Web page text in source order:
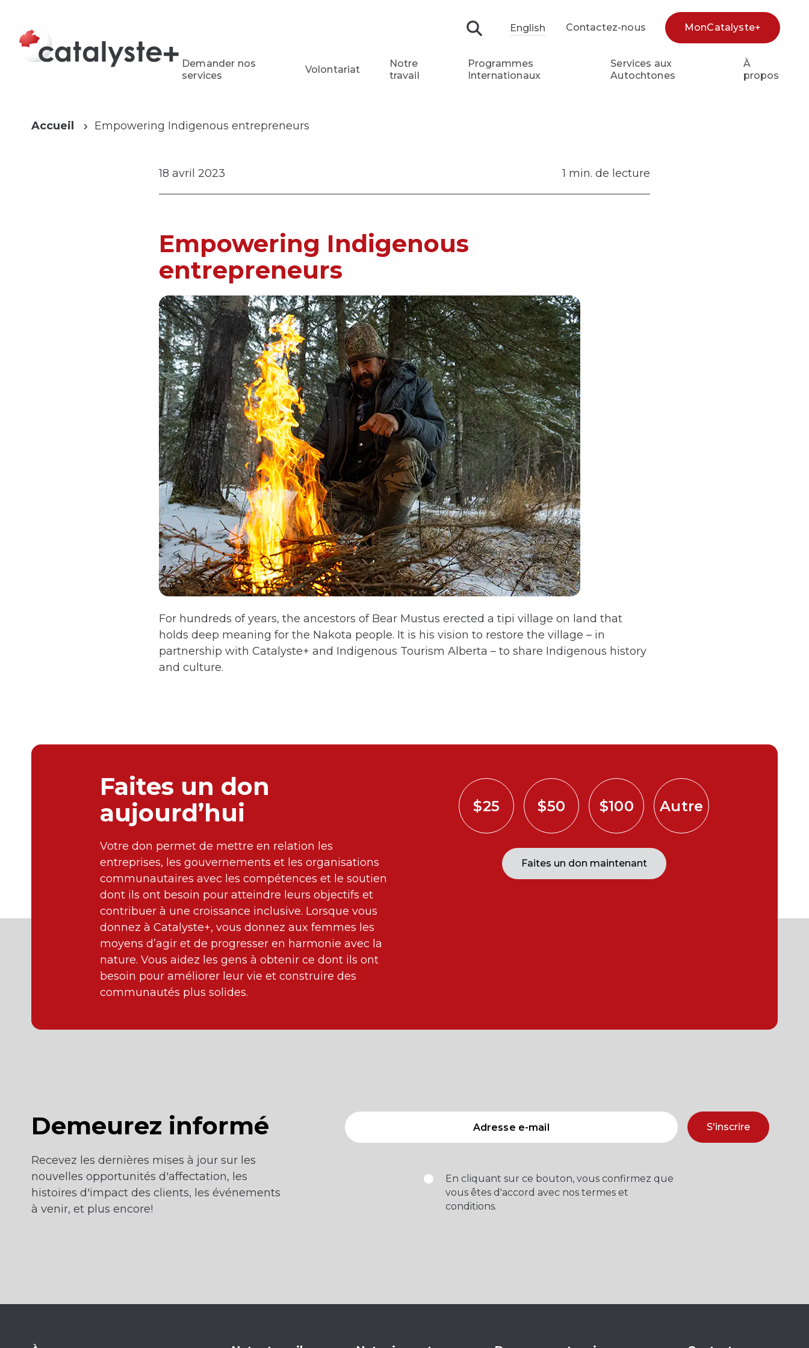
Recherche
English Contactez-nous MonCatalyste+
Demander nos
services
Volontariat
Notre
travail
Programmes
Internationaux
Services aux
Autochtones
À
propos
Accueil Empowering Indigenous entrepreneurs
18 avril 2023 1 min. de lecture
Empowering Indigenous
entrepreneurs
For hundreds of years, the ancestors of Bear Mustus erected a tipi village on land that
holds deep meaning for the Nakota people. It is his vision to restore the village – in
partnership with Catalyste+ and Indigenous Tourism Alberta – to share Indigenous history
and culture.
Faites un don
aujourd’hui
Votre don permet de mettre en relation les
entreprises, les gouvernements et les organisations
communautaires avec les compétences et le soutien
dont ils ont besoin pour atteindre leurs objectifs et
contribuer à une croissance inclusive. Lorsque vous
donnez à Catalyste+, vous donnez aux femmes les
moyens d’agir et de progresser en harmonie avec la
nature. Vous aidez les gens à obtenir ce dont ils ont
besoin pour améliorer leur vie et construire des
communautés plus solides.
$25 $50 $100 Autre
Faites un don maintenant
Demeurez informé
Recevez les dernières mises à jour sur les
nouvelles opportunités d'affectation, les
histoires d'impact des clients, les événements
à venir, et plus encore!
S'inscrire
En cliquant sur ce bouton, vous confirmez que
vous êtes d'accord avec nos termes et
conditions.